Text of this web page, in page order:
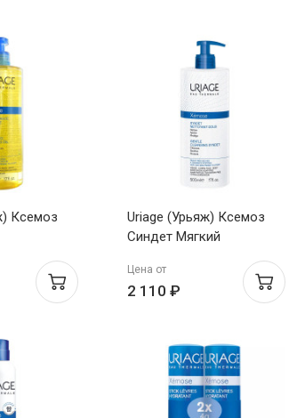
Ксемоз
Uriage (Урьяж) Ксемоз
Синдет Мягкий
Цена от
2 110 ₽